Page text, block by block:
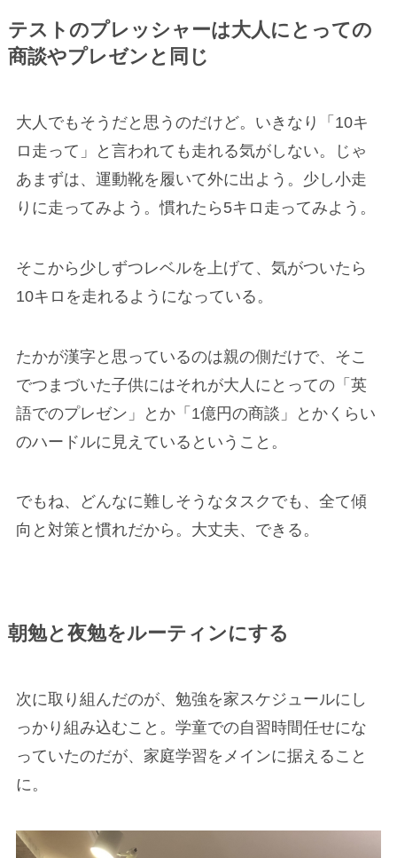
テストのプレッシャーは大人にとっての
商談やプレゼンと同じ
大人でもそうだと思うのだけど。いきなり「10キ
ロ走って」と言われても走れる気がしない。じゃ
あまずは、運動靴を履いて外に出よう。少し小走
りに走ってみよう。慣れたら5キロ走ってみよう。
そこから少しずつレベルを上げて、気がついたら
10キロを走れるようになっている。
たかが漢字と思っているのは親の側だけで、そこ
でつまづいた子供にはそれが大人にとっての「英
語でのプレゼン」とか「1億円の商談」とかくらい
のハードルに見えているということ。
でもね、どんなに難しそうなタスクでも、全て傾
向と対策と慣れだから。大丈夫、できる。
朝勉と夜勉をルーティンにする
次に取り組んだのが、勉強を家スケジュールにし
っかり組み込むこと。学童での自習時間任せにな
っていたのだが、家庭学習をメインに据えること
に。